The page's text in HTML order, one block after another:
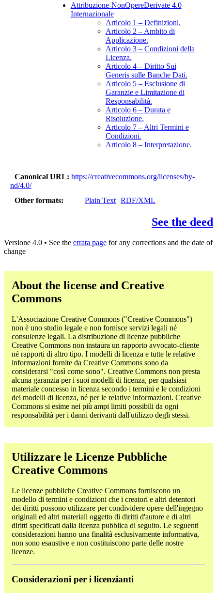
Attribuzione-NonOpereDerivate 4.0
Internazionale
Articolo 1 – Definizioni.
Articolo 2 – Ambito di
Applicazione.
Articolo 3 – Condizioni della
Licenza.
Articolo 4 – Diritto Sui
Generis sulle Banche Dati.
Articolo 5 – Esclusione di
Garanzie e Limitazione di
Responsabilità.
Articolo 6 – Durata e
Risoluzione.
Articolo 7 – Altri Termini e
Condizioni.
Articolo 8 – Interpretazione.
Canonical URL
https://creativecommons.org/licenses/by-
nd/4.0/
Other formats
Plain Text RDF/XML
See the deed
Versione 4.0 • See the errata page for any corrections and the date of
change
About the license and Creative
Commons
L'Associazione Creative Commons ("Creative Commons")
non è uno studio legale e non fornisce servizi legali né
consulenze legali. La distribuzione di licenze pubbliche
Creative Commons non instaura un rapporto avvocato-cliente
né rapporti di altro tipo. I modelli di licenza e tutte le relative
informazioni fornite da Creative Commons sono da
considerarsi "così come sono". Creative Commons non presta
alcuna garanzia per i suoi modelli di licenza, per qualsiasi
materiale concesso in licenza secondo i termini e le condizioni
dei modelli di licenza, né per le relative informazioni. Creative
Commons si esime nei più ampi limiti possibili da ogni
responsabilità per i danni derivanti dall'utilizzo degli stessi.
Utilizzare le Licenze Pubbliche
Creative Commons
Le licenze pubbliche Creative Commons forniscono un
modello di termini e condizioni che i creatori e altri detentori
dei diritti possono utilizzare per condividere opere dell'ingegno
originali ed altri materiali oggetto di diritti d'autore e di altri
diritti specificati dalla licenza pubblica di seguito. Le seguenti
considerazioni hanno una finalità esclusivamente informativa,
non sono esaustive e non costituiscono parte delle nostre
licenze.
Considerazioni per i licenzianti